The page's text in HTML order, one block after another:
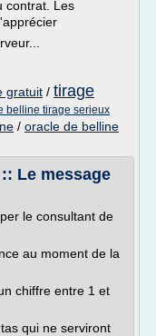
contrat. Les
gratuit / tirage
belline tirage serieux
/ oracle de belline
Le message
le consultant de
au moment de la
chiffre entre 1 et
qui ne serviront